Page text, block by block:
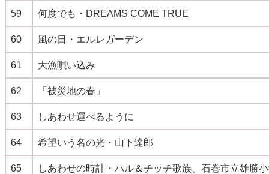
59 何度でも・DREAMS COME TRUE
60 風の日・エルレガーデン
61 大漁唄い込み
62 「被災地の春」
63 しあわせ運べるように
64 希望いう名の光・山下達郎
65 しあわせの時計・ハル＆チッチ歌族、石巻市立雄勝